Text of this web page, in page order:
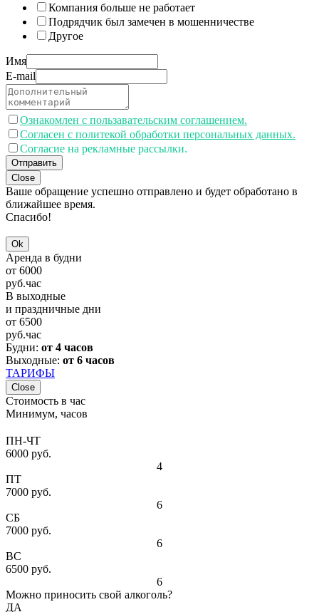
Компания больше не работает
Подрядчик был замечен в мошенничестве
Другое
Имя
E-mail
Ознакомлен с пользавательским соглашением.
Согласен с политекой обработки персональных данных.
Согласие на рекламные рассылки.
Отправить
Close
Ваше обращение успешно отправлено и будет обработано в
ближайшее время.
Спасибо!
Ok
Аренда в будни
от 6000
руб.час
В выходные
и праздничные дни
от 6500
руб.час
Будни: от 4 часов
Выходные: от 6 часов
ТАРИФЫ
Close
Стоимость в час
Минимум, часов
ПН-ЧТ
6000 руб.
4
ПТ
7000 руб.
6
СБ
7000 руб.
6
ВС
6500 руб.
6
Можно приносить свой алкоголь?
ДА